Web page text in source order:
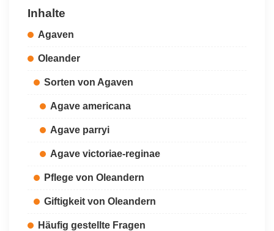
Inhalte
Agaven
Oleander
Sorten von Agaven
Agave americana
Agave parryi
Agave victoriae-reginae
Pflege von Oleandern
Giftigkeit von Oleandern
Häufig gestellte Fragen